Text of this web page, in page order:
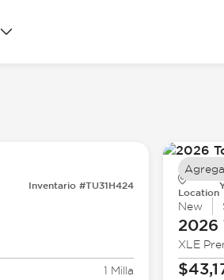
Inventario #TU31H424
1 Milla
Location
New
2026
XLE